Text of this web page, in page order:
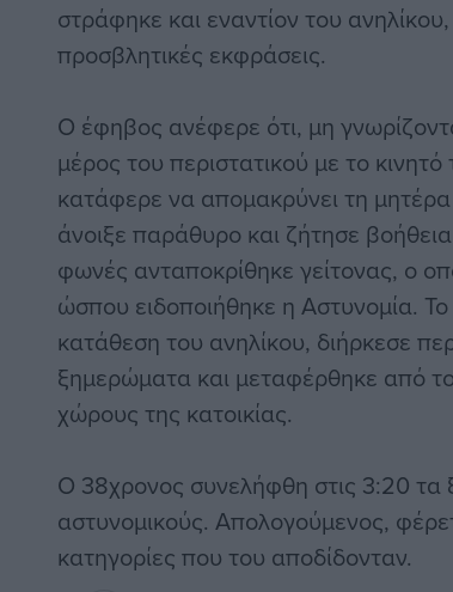
στράφηκε και εναντίον του
προσβλητικές εκφράσεις.
Ο έφηβος ανέφερε ότι, μη
μέρος του περιστατικού με το
κατάφερε να απομακρύνει τη
άνοιξε παράθυρο και ζήτησε
φωνές ανταποκρίθηκε γείτονας, ο
ώσπου ειδοποιήθηκε η Αστυνομία.
κατάθεση του ανηλίκου, διήρκεσε
ξημερώματα και μεταφέρθηκε από
χώρους της κατοικίας.
Ο 38χρονος συνελήφθη στις 3:20 τα
αστυνομικούς. Απολογούμενος,
κατηγορίες που του αποδίδονταν.